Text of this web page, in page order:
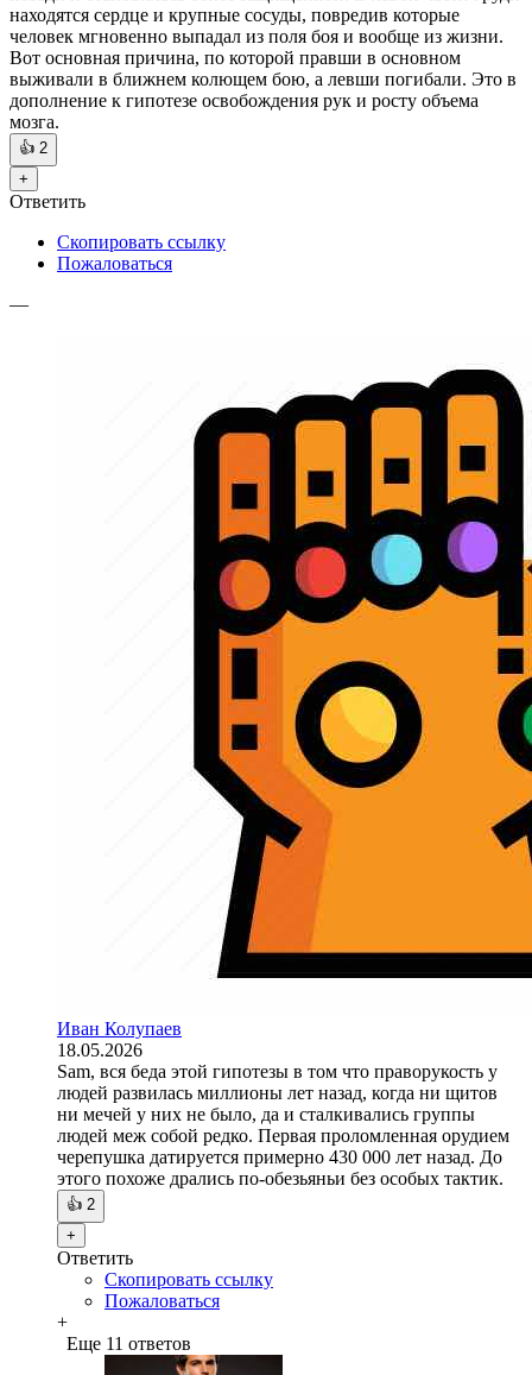
находятся сердце и крупные сосуды, повредив которые
человек мгновенно выпадал из поля боя и вообще из жизни.
Вот основная причина, по которой правши в основном
выживали в ближнем колющем бою, а левши погибали. Это в
дополнение к гипотезе освобождения рук и росту объема
мозга.
👍 2
+
Ответить
Скопировать ссылку
Пожаловаться
—
Иван Колупаев
18.05.2026
Sam, вся беда этой гипотезы в том что праворукость у
людей развилась миллионы лет назад, когда ни щитов
ни мечей у них не было, да и сталкивались группы
людей меж собой редко. Первая проломленная орудием
черепушка датируется примерно 430 000 лет назад. До
этого похоже дрались по-обезьяньи без особых тактик.
👍 2
+
Ответить
Скопировать ссылку
Пожаловаться
+
Еще 11 ответов